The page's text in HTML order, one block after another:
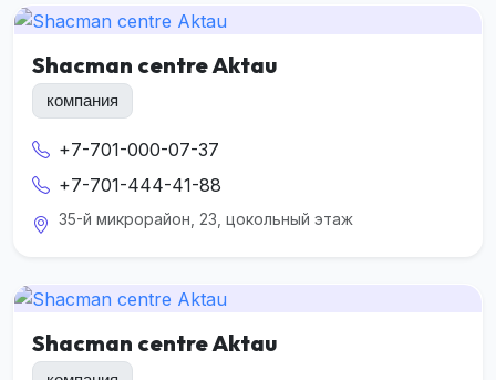
Shacman centre Aktau
компания
+7-701-000-07-37
+7-701-444-41-88
35-й микрорайон, 23, цокольный этаж
Shacman centre Aktau